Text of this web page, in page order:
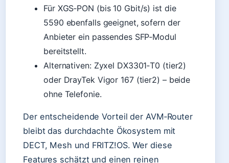
Für XGS‑PON (bis 10 Gbit/s) ist die
5590 ebenfalls geeignet, sofern der
Anbieter ein passendes SFP‑Modul
bereitstellt.
Alternativen: Zyxel DX3301‑T0 (tier2)
oder DrayTek Vigor 167 (tier2) – beide
ohne Telefonie.
Der entscheidende Vorteil der AVM‑Router
bleibt das durchdachte Ökosystem mit
DECT, Mesh und FRITZ!OS. Wer diese
Features schätzt und einen reinen